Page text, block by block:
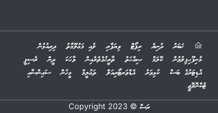
ޚަބަރު ދުނިޔެ ރިޕޯޓް ވިޔަފާރި ލުއި މަޢުލޫމާތު
ދިރިއުޅުން
މުނިފޫހިފިލުވުން
ކޮލަމް ޞިއްހަތު ތާރީޚުގެތެރެއިން ވާހަކަ ދީން
ރެސިޕީ
އެޑިޓަރުގެ ބަސް
ކުޅިވަރު އެޑްވަރޓޯރިއަލް ތަޢުލީމް މީހުން
ސައިންސާއި
ޓެކްނޮލޮޖީ
ރަސް © 2023 Copyright